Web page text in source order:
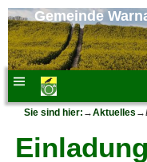
Gemeinde
Sie sind hier: →Aktuelles →